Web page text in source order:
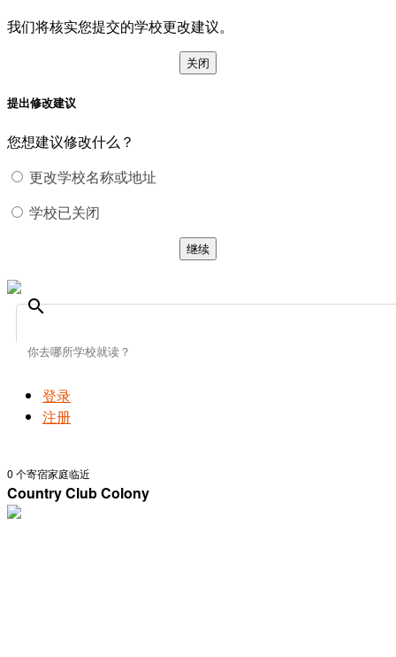
我们将核实您提交的学校更改建议。
关闭
提出修改建议
您想建议修改什么？
更改学校名称或地址
学校已关闭
继续
search
登录
注册
0 个寄宿家庭临近
Country Club Colony